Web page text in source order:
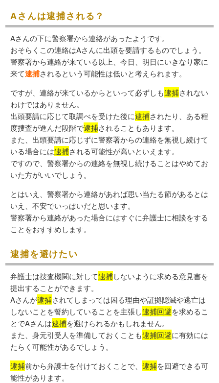
Aさんは逮捕される？
Aさんの下に警察署から連絡があったようです。
おそらくこの連絡はAさんに出頭を要請するものでしょう。
警察署から連絡が来ている以上、今日、明日にいきなり家に
来て逮捕されるという可能性は低いと考えられます。
ですが、連絡が来ているからといって必ずしも逮捕されない
わけではありません。
出頭要請に応じて取調べを受けた後に逮捕されたり、ある程
度捜査が進んだ段階で逮捕されることもあります。
また、出頭要請に応じずに警察署からの連絡を無視し続けて
いる場合には逮捕される可能性が高いといえます。
ですので、警察署からの連絡を無視し続けることはやめてお
いた方がいいでしょう。
とはいえ、警察署から連絡があれば思い当たる節があるとは
いえ、不安でいっぱいだと思います。
警察署から連絡があった場合にはすぐに弁護士に相談をする
ことをおすすめします。
逮捕を避けたい
弁護士は捜査機関に対して逮捕しないように求める意見書を
提出することができます。
Aさんが逮捕されてしまっては困る理由や証拠隠滅や逃亡は
しないことを誓約していることを主張し逮捕回避を求めるこ
とでAさんは逮捕を避けられるかもしれません。
また、身元引受人を準備しておくことも逮捕回避に有効には
たらく可能性があるでしょう。
逮捕前から弁護士を付けておくことで、逮捕を回避できる可
能性があります。